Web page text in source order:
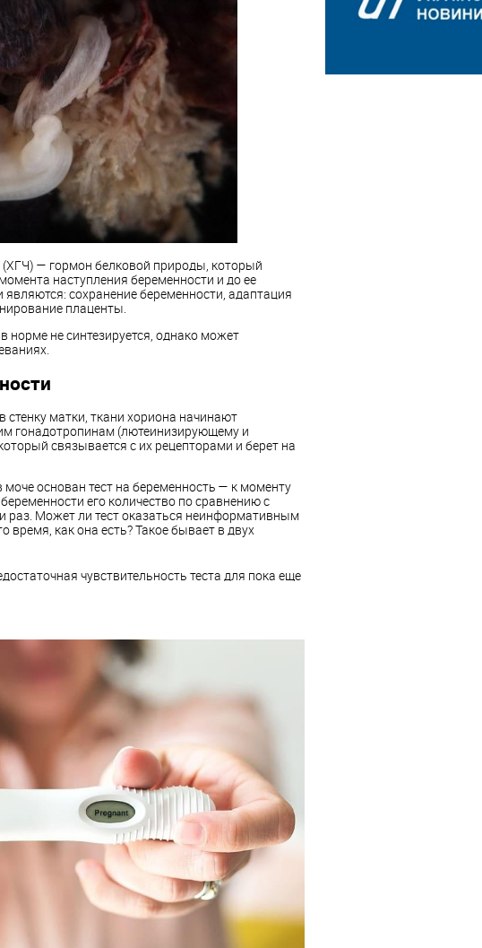
— гормон белковой природы, который
наступления беременности и до ее
сохранение беременности, адаптация
плаценты.
не синтезируется, однако может
матки, ткани хориона начинают
гонадотропинам (лютеинизирующему и
связывается с их рецепторами и берет на
основан тест на беременность — к моменту
его количество по сравнению с
раз. Может ли тест оказаться неинформативным
время, как она есть? Такое бывает в двух
чувствительность теста для пока еще